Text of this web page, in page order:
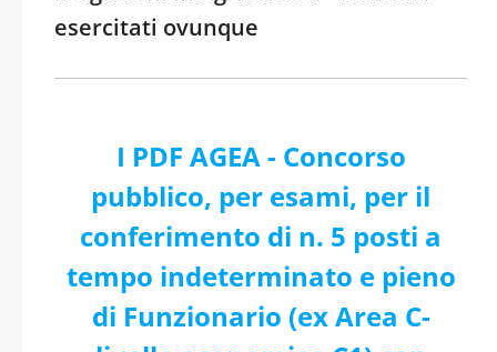
esercitati ovunque
I PDF AGEA - Concorso
pubblico, per esami, per il
conferimento di n. 5 posti a
tempo indeterminato e pieno
di Funzionario (ex Area C-